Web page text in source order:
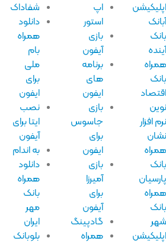
اپ
استور
بازی
آیفون
برنامه
ایفون
بازی
جاسوس
ایفون
بازی
آیفون
گادپینگ
همراه
شفاداک
دانلود
همراه
ایفون
نصب
ایتا برای
آیفون
به اندام
دانلود
همراه
بلوبانک